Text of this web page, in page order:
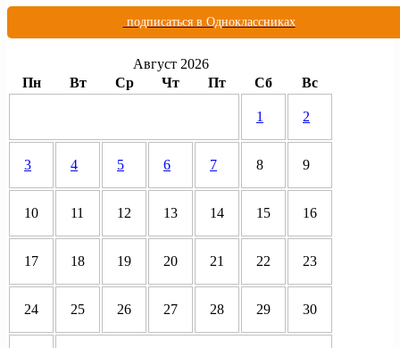
подписаться в Одноклассниках
Август 2026
Пн
Вт Ср Чт Пт Сб Вс
1 2
3 4 5 6 7 8 9
10 11 12 13 14 15 16
17 18 19 20 21 22 23
24 25 26 27 28 29 30